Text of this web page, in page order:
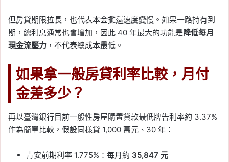
但房貸期限拉長，也代表本金攤還速度變慢。如果一路持有到
期，總利息通常也會增加，因此 40 年最大的功能是降低每月
現金流壓力 ，不代表總成本最低。
如果拿一般房貸利率比較，月付
金差多少？
再以臺灣銀行目前一般性房屋購置貸款最低牌告利率約 3.37%
作為簡單比較，假設同樣貸 1,000 萬元、30 年：
青安前期利率 1.775%：每月約 35,847 元